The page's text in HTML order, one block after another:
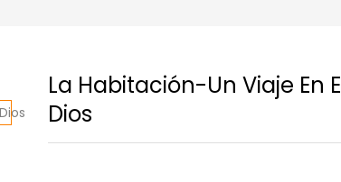
La Habitación-Un Viaje En
Dios